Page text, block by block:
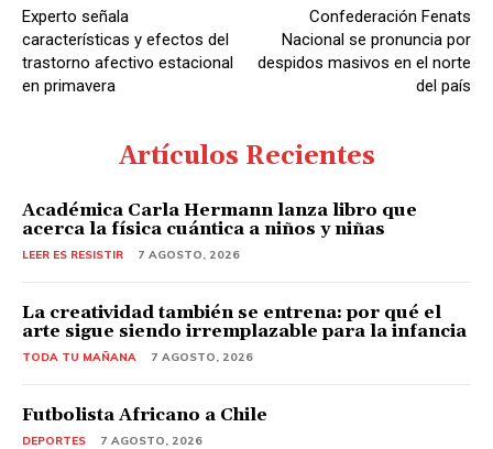
Experto señala
características y efectos del
trastorno afectivo estacional
en primavera
Confederación Fenats
Nacional se pronuncia por
despidos masivos en el norte
del país
Artículos Recientes
Académica Carla Hermann lanza libro que
acerca la física cuántica a niños y niñas
LEER ES RESISTIR 7 AGOSTO, 2026
La creatividad también se entrena: por qué el
arte sigue siendo irremplazable para la infancia
TODA TU MAÑANA 7 AGOSTO, 2026
Futbolista Africano a Chile
DEPORTES 7 AGOSTO, 2026